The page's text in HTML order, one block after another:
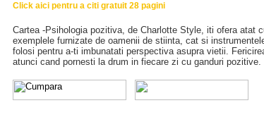
Click aici pentru a citi gratuit 28 pagini
Cartea -Psihologia pozitiva, de Charlotte Style, iti ofera atat
exemplele furnizate de oamenii de stiinta, cat si
folosi pentru a-ti imbunatati perspectiva asupra vietii.
atunci cand pornesti la drum in fiecare zi cu ganduri pozitive.